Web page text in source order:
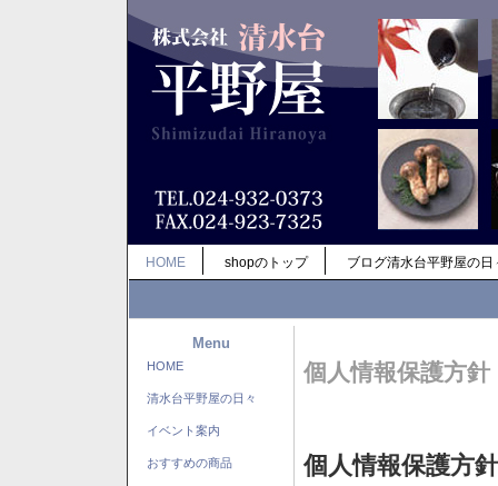
HOME shopのトップ ブログ清水台平野屋の日
Menu
HOME
清水台平野屋の日々
イベント案内
おすすめの商品
個人情報保護方針
個人情報保護方針